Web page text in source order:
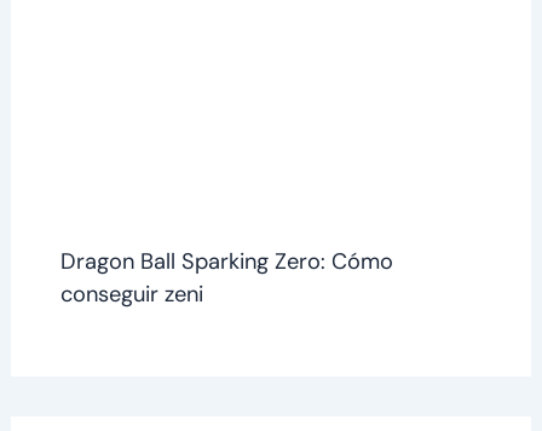
Dragon Ball Sparking Zero: Cómo
conseguir zeni